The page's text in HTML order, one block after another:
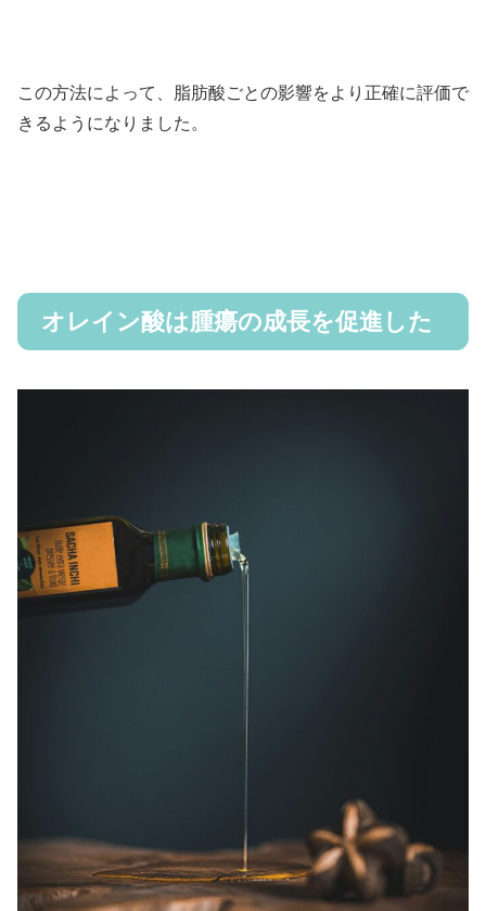
この方法によって、脂肪酸ごとの影響をより正確に評価で
きるようになりました。
オレイン酸は腫瘍の成長を促進した